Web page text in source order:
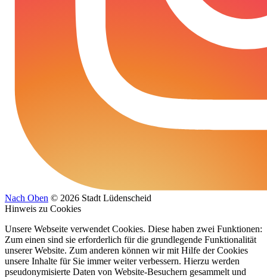
Nach Oben © 2026 Stadt Lüdenscheid
Hinweis zu Cookies
Unsere Webseite verwendet Cookies. Diese haben zwei Funktionen:
Zum einen sind sie erforderlich für die grundlegende Funktionalität
unserer Website. Zum anderen können wir mit Hilfe der Cookies
unsere Inhalte für Sie immer weiter verbessern. Hierzu werden
pseudonymisierte Daten von Website-Besuchern gesammelt und